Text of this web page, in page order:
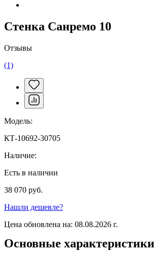
Стенка Санремо 10
Отзывы
(1)
Модель:
КТ-10692-30705
Наличие:
Есть в наличии
38 070 руб.
Нашли дешевле?
Цена обновлена на: 08.08.2026 г.
Основные характеристики